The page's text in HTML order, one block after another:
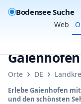
Bodensee Suche
Web
Orte › DE ›
Erlebe Gaienhofen
und den schönsten